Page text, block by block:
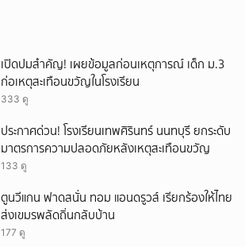
เปิดปมสำคัญ! เผยข้อมูลก่อนเหตุการณ์ เด็ก ม.3
ก่อเหตุสะเทือนขวัญในโรงเรียน
333 ดู
ประกาศด่วน! โรงเรียนเทพศิรินทร์ นนทบุรี ยกระดับ
มาตรการความปลอดภัยหลังเหตุสะเทือนขวัญ
133 ดู
ตูนวีแกน ฟาดสนั่น ทอม แอนดรูวส์ เรียกร้องให้ไทย
ส่งเขมรพลัดถิ่นกลับบ้าน
177 ดู